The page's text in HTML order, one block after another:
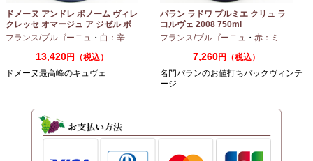
ドメーヌ アンドレ ボノーム ヴィレ
クレッセ オマージュ ア ジゼル ボ
ノーム 2023 750ml
フランス/ブルゴーニュ ・ 白：辛口 シャルドネ
13,420円（税込）
ドメーヌ最高峰のキュヴェ
パラン ラドワ プルミエ クリュ ラ
コルヴェ 2008 750ml
フランス/ブルゴーニュ ・ 赤：ミディアムボディ
7,260円（税込）
名門パランのお値打ちバックヴィンテ
ージ